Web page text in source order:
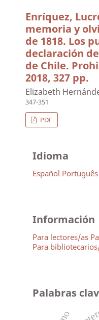
Enríquez,
memoria y
de 1818. Los
declaración
de Chile.
2018, 327 pp.
Elizabeth
347-351
PDF
Idioma
Español
Información
Para lectores/as
Para
Palabras